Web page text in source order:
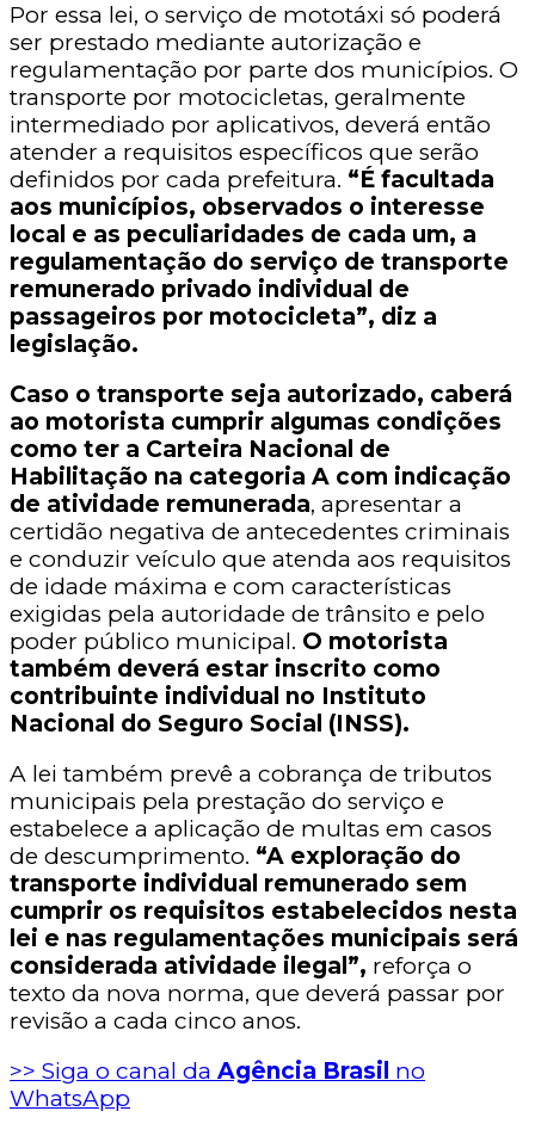
Por essa lei, o serviço de mototáxi só poderá
ser prestado mediante autorização e
regulamentação por parte dos municípios. O
transporte por motocicletas, geralmente
intermediado por aplicativos, deverá então
atender a requisitos específicos que serão
definidos por cada prefeitura. “É facultada
aos municípios, observados o interesse
local e as peculiaridades de cada um, a
regulamentação do serviço de transporte
remunerado privado individual de
passageiros por motocicleta”, diz a
legislação.
Caso o transporte seja autorizado, caberá
ao motorista cumprir algumas condições
como ter a Carteira Nacional de
Habilitação na categoria A com indicação
de atividade remunerada, apresentar a
certidão negativa de antecedentes criminais
e conduzir veículo que atenda aos requisitos
de idade máxima e com características
exigidas pela autoridade de trânsito e pelo
poder público municipal. O motorista
também deverá estar inscrito como
contribuinte individual no Instituto
Nacional do Seguro Social (INSS).
A lei também prevê a cobrança de tributos
municipais pela prestação do serviço e
estabelece a aplicação de multas em casos
de descumprimento. “A exploração do
transporte individual remunerado sem
cumprir os requisitos estabelecidos nesta
lei e nas regulamentações municipais será
considerada atividade ilegal”, reforça o
texto da nova norma, que deverá passar por
revisão a cada cinco anos.
>> Siga o canal da Agência Brasil no
WhatsApp